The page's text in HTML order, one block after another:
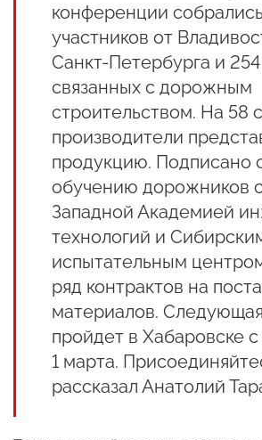
конференции
участников от
Санкт-Петербурга и
связанных с дорожным
строительством. На 58
производители
продукцию. Подписано
обучению дорожников
Западной Академией
технологий и
испытательным
ряд контрактов на
материалов.
пройдет в Хабаровске
1 марта.
рассказал Анатолий